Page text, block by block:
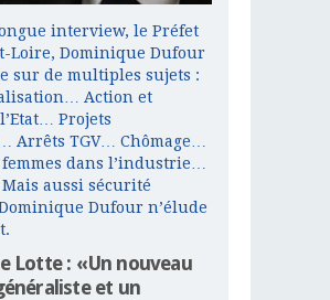
interview, le Préfet
Loire, Dominique Dufour
sur de multiples sujets :
Action et
Projets
Arrêts TGV… Chômage…
dans l’industrie…
aussi sécurité
Dufour n’élude
Lotte : «Un nouveau
et un